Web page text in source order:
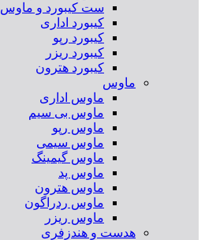
ست کیبورد و ماوس
کیبورد اداری
کیبورد رپو
کیبورد ریزر
کیبورد هترون
ماوس
ماوس اداری
ماوس بی سیم
ماوس رپو
ماوس سیمی
ماوس گیمینگ
ماوس پد
ماوس هترون
ماوس ردراگون
ماوس ریزر
هدست و هندزفری